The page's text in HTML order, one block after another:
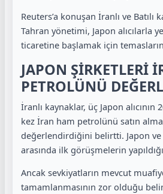
Reuters’a konuşan İranlı ve Batılı
Tahran yönetimi, Japon alıcılarla
ticaretine başlamak için
JAPON ŞİRKETLERİ
PETROLÜNÜ
İranlı kaynaklar, üç Japon alıcının
kez İran ham petrolünü satın
değerlendirdiğini belirtti. Japon
arasında ilk görüşmelerin
Ancak sevkiyatların mevcut
tamamlanmasının zor olduğu